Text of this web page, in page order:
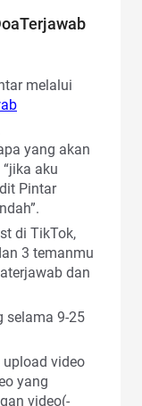
melalui
yang akan
aku
Pintar
di TikTok,
3 temanmu
dan
selama 9-25
upload video
yang
video(-